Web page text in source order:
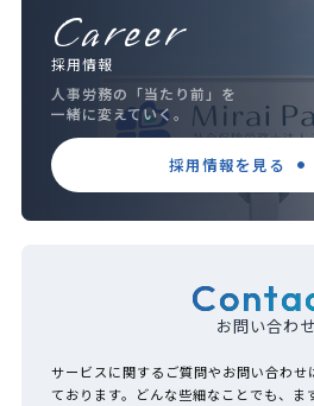
Career
採用情報
人事労務の「当たり前」を
一緒に変えていく。
採用情報を見る
お問い合わせ
サービスに関するご質問やお問い合わせ
ております。どんな些細なことでも、ま